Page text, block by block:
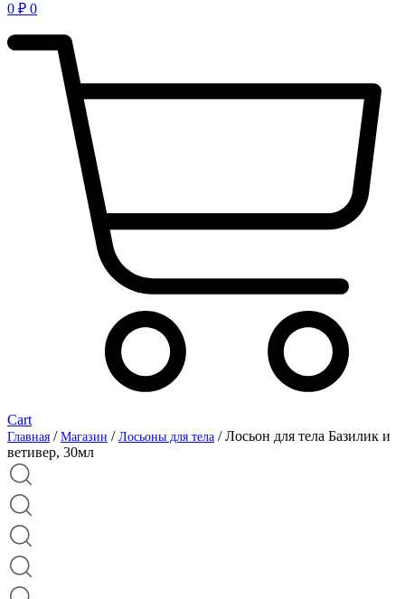
0 ₽ 0
Cart
Главная / Магазин / Лосьоны для тела / Лосьон для тела Базилик и
ветивер, 30мл